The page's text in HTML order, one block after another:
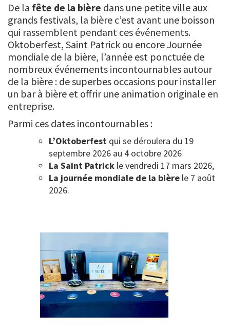
De la fête de la bière dans une petite ville aux
grands festivals, la bière c’est avant une boisson
qui rassemblent pendant ces événements.
Oktoberfest, Saint Patrick ou encore Journée
mondiale de la bière, l’année est ponctuée de
nombreux événements incontournables autour
de la bière : de superbes occasions pour installer
un bar à bière et offrir une animation originale en
entreprise.
Parmi ces dates incontournables :
L’Oktoberfest qui se déroulera du 19
septembre 2026 au 4 octobre 2026
La Saint Patrick le vendredi 17 mars 2026,
La journée mondiale de la bière le 7 août
2026.